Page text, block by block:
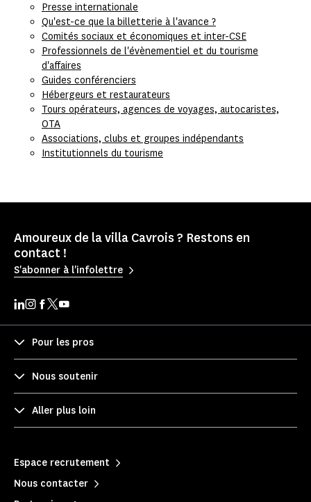
Presse internationale
Qu'est-ce que la billetterie à l'avance ?
Comités sociaux et économiques et inter-CSE
Professionnels de l'évènementiel et du tourisme
d'affaires
Guides conférenciers
Hébergeurs et restaurateurs
Tours opérateurs, agences de voyages, autocaristes,
OTA
Associations, clubs et groupes indépendants
Institutionnels du tourisme
Amoureux de la villa Cavrois ? Restons en
contact !
S'abonner à l'infolettre
Pour les pros
Nous soutenir
Aller plus loin
Espace recrutement
Nous contacter